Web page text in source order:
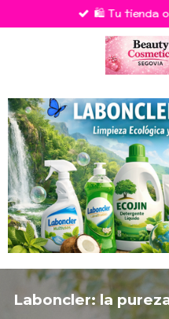
al
🛍️ Tu tienda
Laboncler: la